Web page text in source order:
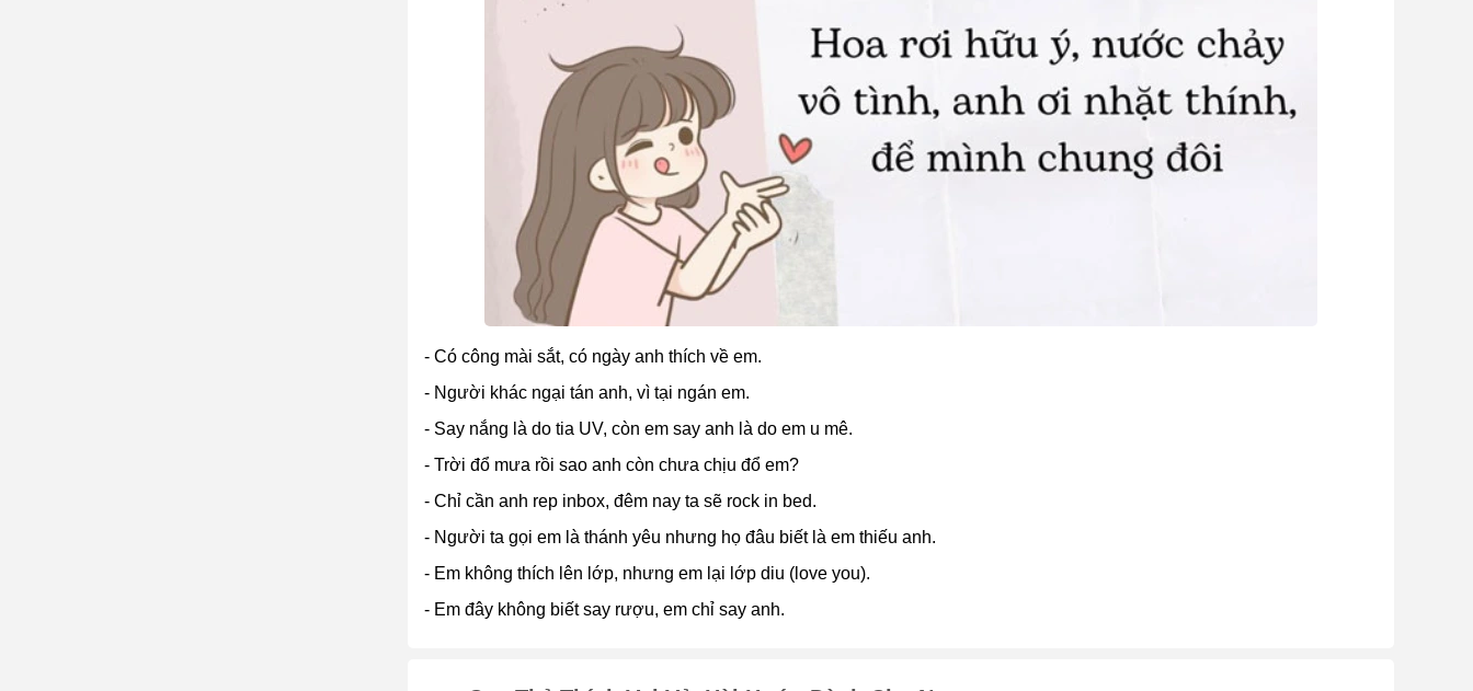
- Có công mài sắt, có ngày anh thích về em.
- Người khác ngại tán anh, vì tại ngán em.
- Say nắng là do tia UV, còn em say anh là do em u mê.
- Trời đổ mưa rồi sao anh còn chưa chịu đổ em?
- Chỉ cần anh rep inbox, đêm nay ta sẽ rock in bed.
- Người ta gọi em là thánh yêu nhưng họ đâu biết là em thiếu anh.
- Em không thích lên lớp, nhưng em lại lớp diu (love you).
- Em đây không biết say rượu, em chỉ say anh.